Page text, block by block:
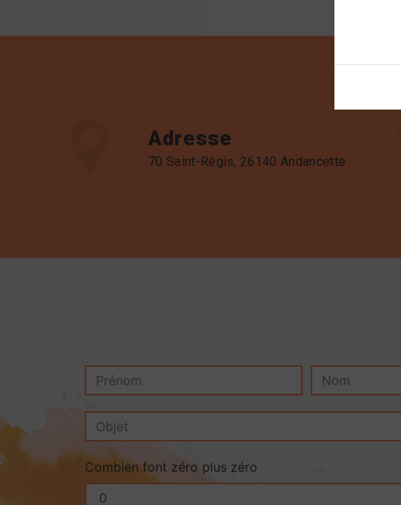
Adresse
70 Saint-Régis, 26140 Andancette
Combien font zéro plus zéro